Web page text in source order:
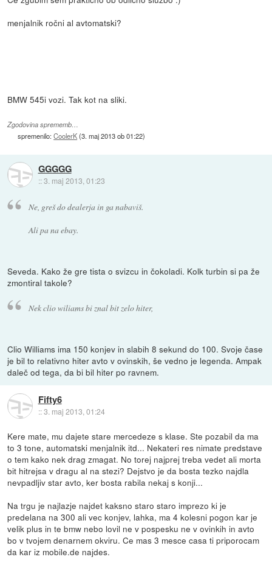
menjalnik ročni al avtomatski?
BMW 545i vozi. Tak kot na sliki.
Zgodovina sprememb…
spremenilo:CoolerK(3. maj 2013 ob 01:22)
GGGGG
::3. maj 2013, 01:23
Ne, greš do dealerja in ga nabaviš.
Ali pa na ebay.
Seveda. Kako že gre tista o svizcu in čokoladi. Kolk turbin si pa že
zmontiral takole?
Nek clio wiliams bi znal bit zelo hiter,
Clio Williams ima 150 konjev in slabih 8 sekund do 100. Svoje čase
je bil to relativno hiter avto v ovinskih, še vedno je legenda. Ampak
daleč od tega, da bi bil hiter po ravnem.
Fifty6
::3. maj 2013, 01:24
Kere mate, mu dajete stare mercedeze s klase. Ste pozabil da ma
to 3 tone, automatski menjalnik itd... Nekateri res nimate predstave
o tem kako nek drag zmagat. No torej najprej treba vedet ali morta
bit hitrejsa v dragu al na stezi? Dejstvo je da bosta tezko najdla
nevpadljiv star avto, ker bosta rabila nekaj s konji...
Na trgu je najlazje najdet kaksno staro staro imprezo ki je
predelana na 300 ali vec konjev, lahka, ma 4 kolesni pogon kar je
velik plus in te bmw nebo lovil ne v pospesku ne v ovinkih in avto
bo v tvojem denarnem okviru. Ce mas 3 mesce casa ti priporocam
da kar iz mobile.de najdes.